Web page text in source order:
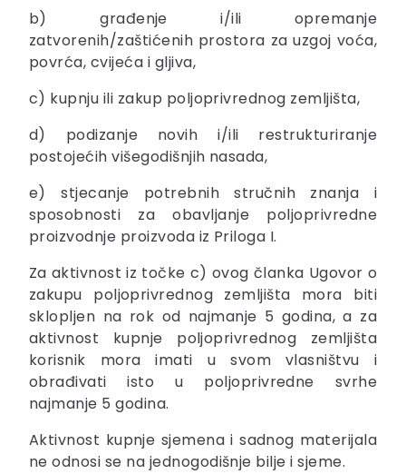
b) građenje i/ili opremanje
zatvorenih/zaštićenih prostora za uzgoj voća,
povrća, cvijeća i gljiva,
c) kupnju ili zakup poljoprivrednog zemljišta,
d) podizanje novih i/ili restrukturiranje
postojećih višegodišnjih nasada,
e) stjecanje potrebnih stručnih znanja i
sposobnosti za obavljanje poljoprivredne
proizvodnje proizvoda iz Priloga I.
Za aktivnost iz točke c) ovog članka Ugovor o
zakupu poljoprivrednog zemljišta mora biti
sklopljen na rok od najmanje 5 godina, a za
aktivnost kupnje poljoprivrednog zemljišta
korisnik mora imati u svom vlasništvu i
obrađivati isto u poljoprivredne svrhe
najmanje 5 godina.
Aktivnost kupnje sjemena i sadnog materijala
ne odnosi se na jednogodišnje bilje i sjeme.